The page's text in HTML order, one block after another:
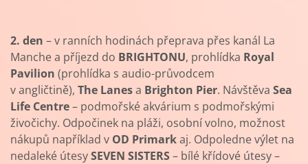
2. den – v ranních hodinách přeprava přes kanál La
Manche a příjezd do BRIGHTONU, prohlídka Royal
Pavilion (prohlídka s audio-průvodcem
v angličtině), The Lanesa Brighton Pier. Návštěva Sea
Life Centre– podmořské akvárium s podmořskými
živočichy. Odpočinek na pláži, osobní volno, možnost
nákupů například v OD Primarkaj. Odpoledne výlet na
nedaleké útesySEVEN SISTERS– bílé křídové útesy –